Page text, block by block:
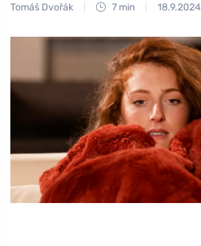
Tomáš Dvořák 7 min 18.9.2024